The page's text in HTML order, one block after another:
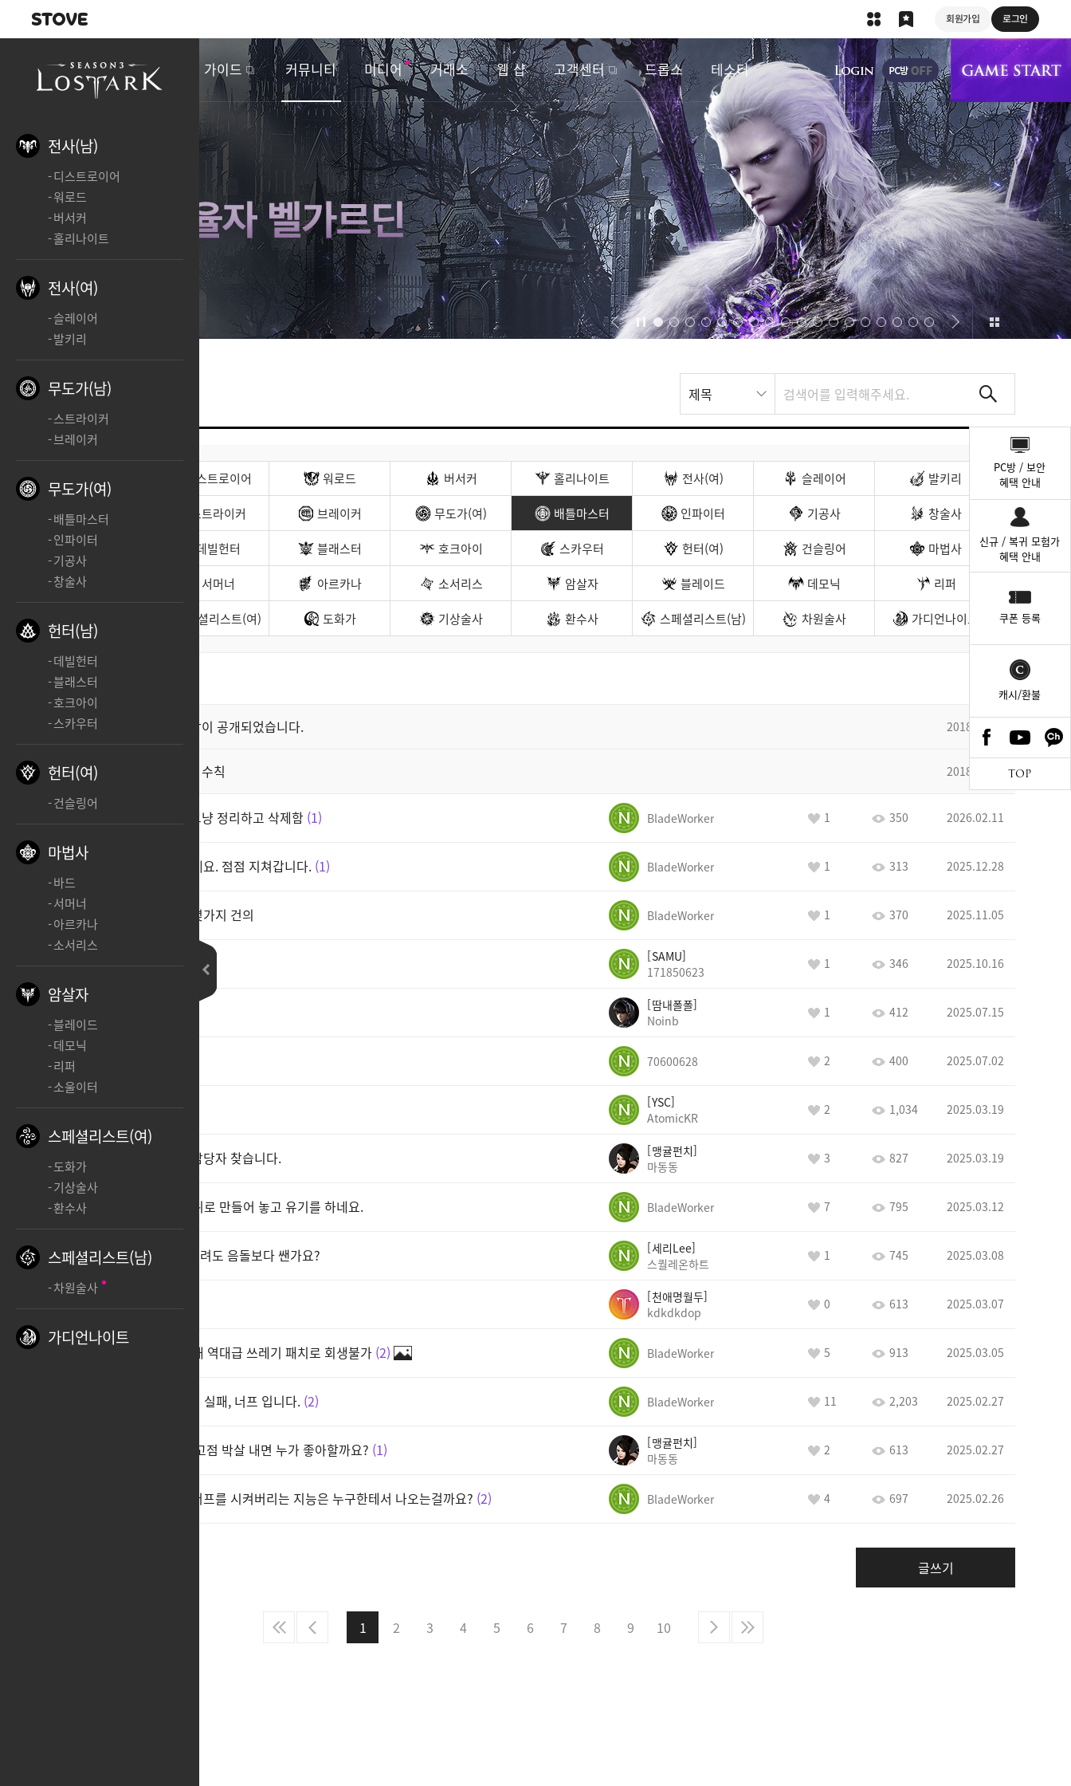
회원가입 로그인
새소식 게임정보 가이드 커뮤니티 미디어 거래소 웹 샵 고객센터 드롭스 테스터
상단 메뉴
스
트
색
제목
전사(남)
디스트로이어
워로드
버서커
홀리나이트
전사(여)
슬레이어
발키리
무도가(남)
스트라이커
브레이커
무도가(여)
배틀마스터
인파이터
기공사
창술사
헌터(남)
데빌헌터
블래스터
호크아이
스카우터
헌터(여)
건슬링어
마법사
바드
서머너
아르카나
소서리스
암살자
블레이드
데모닉
리퍼
소울이터
스페셜리스트(여)
도화가
기상술사
환수사
스페셜리스트(남)
차원술사
가디언나이트
전사(남) 디스트로이어 워로드 버서커 홀리나이트 전사(여) 슬레이어
발키리
무도가(남)
스트라이커 브레이커 무도가(여) 배틀마스터 인파이터 기공사
창술사
헌터(남)
데빌헌터 블래스터 호크아이 스카우터 헌터(여) 건슬링어
마법사
바드
서머너 아르카나 소서리스 암살자 블레이드 데모닉
리퍼
스페셜리스트(여) 도화가 기상술사 환수사 스페셜리스트(남) 차원술사 가디언나이트
최신순 좋아요순
공지 클래스 스킬 영상이 공개되었습니다. 2018.10.29
공지 직업게시판 이용 수칙 2018.09.17
여지껏 한 4천은 쓴거 같은데 그냥 정리하고 삭제함 1 BladeWorker 1 350 2026.02.11
배마는 거의 유기나 다름이 없네요. 점점 지쳐갑니다. 1 BladeWorker 1 313 2025.12.28
오의 배마 아크그리드에 대한 몇가지 건의 BladeWorker 1 370 2025.11.05
SAMU
171850623
1 346 2025.10.16
땀내폴폴
Noinb
1 412 2025.07.15
2 70600628 2 400 2025.07.02
YSC
AtomicKR
2 1,034 2025.03.19
캐릭터 쓰레기 만들고 도망간 담당자 찾습니다.
맹귤펀치
마동동
3 827 2025.03.19
2025.02.26 담당자 결국 이따위로 만들어 놓고 유기를 하네요. BladeWorker 7 795 2025.03.12
초심 뭉가인데 백어택으로 안때려도 음돌보다 쌘가요?
세리Lee
스퀄레온하트
1 745 2025.03.08
천애명월두
kdkdkdop
0 613 2025.03.07
2025.02.26 배마 담당자에 의해 역대급 쓰레기 패치로 회생불가 2 BladeWorker 5 913 2025.03.05
2025.02.26 구조개선은 최악의 실패, 너프 입니다. 2 BladeWorker 11 2,203 2025.02.27
개선이 아니라 퇴화 시켜 놓고 고점 박살 내면 누가 좋아할까요? 1
맹귤펀치
마동동
2 613 2025.02.27
도대체 개선을 해준다고 하고 너프를 시켜버리는 지능은 누구한테서 나오는걸까요? 2 BladeWorker 4 697 2025.02.26
글쓰기
1 2 3 4 5 6 7 8 9 10
PC방 / 보안
혜택 안내
신규 / 복귀 모험가
혜택 안내
쿠폰 등록
캐시/환불
TOP